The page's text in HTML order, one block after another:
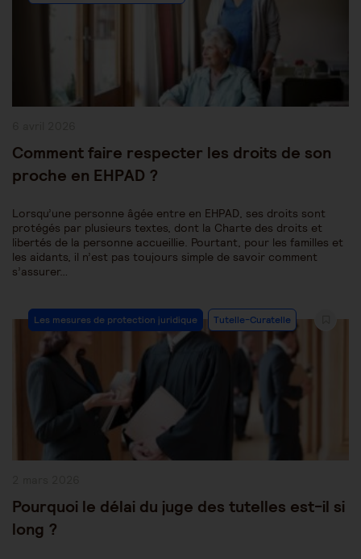
Comment faire respecter les droits de son
proche en EHPAD ?
Lorsqu’une personne âgée entre en EHPAD, ses droits sont
protégés par plusieurs textes, dont la Charte des droits et
libertés de la personne accueillie. Pourtant, pour les familles et
les aidants, il n’est pas toujours simple de savoir comment
s’assurer…
Post
Category:
Les mesures de protection juridique Tutelle-Curatelle
Pourquoi le délai du juge des tutelles est-il si
long ?